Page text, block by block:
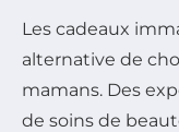
Les cadeaux
alternative de
mamans. Des
de soins de